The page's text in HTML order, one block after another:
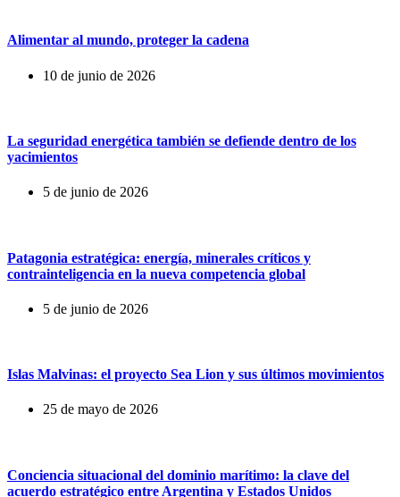
Alimentar al mundo, proteger la cadena
10 de junio de 2026
La seguridad energética también se defiende dentro de los
yacimientos
5 de junio de 2026
Patagonia estratégica: energía, minerales críticos y
contrainteligencia en la nueva competencia global
5 de junio de 2026
Islas Malvinas: el proyecto Sea Lion y sus últimos movimientos
25 de mayo de 2026
Conciencia situacional del dominio marítimo: la clave del
acuerdo estratégico entre Argentina y Estados Unidos